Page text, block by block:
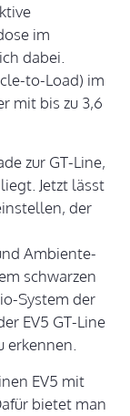
im
dabei.
to-Load) im
mit bis zu 3,6
zur GT-Line,
Jetzt lässt
der
Ambiente-
schwarzen
System der
EV5 GT-Line
erkennen.
EV5 mit
bietet man